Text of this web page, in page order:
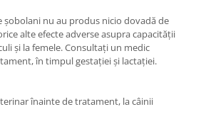
șobolani nu au produs nicio dovadă de
alte efecte adverse asupra capacității
și la femele. Consultați un medic
în timpul gestației și lactației.
înainte de tratament, la câinii